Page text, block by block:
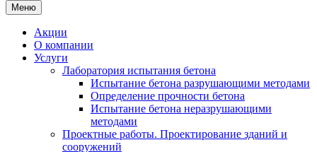
Меню
Акции
О компании
Услуги
Лаборатория испытания бетона
Испытание бетона разрушающими методами
Определение прочности бетона
Испытание бетона неразрушающими
методами
Проектные работы. Проектирование зданий и
сооружений